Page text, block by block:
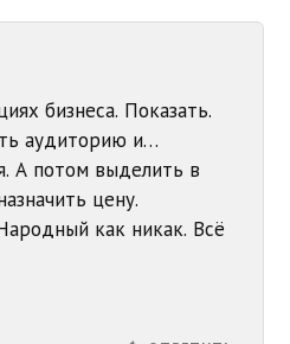
бизнеса. Показать.
аудиторию и…
А потом выделить в
цену.
как никак. Всё